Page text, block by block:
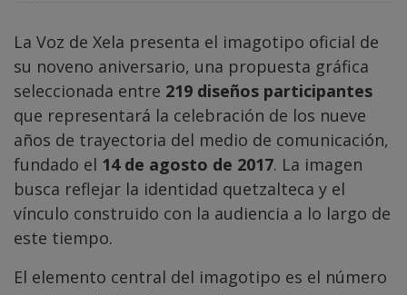
La Voz de Xela presenta el imagotipo oficial de
su noveno aniversario, una propuesta gráfica
seleccionada entre 219 diseños participantes
que representará la celebración de los nueve
años de trayectoria del medio de comunicación,
fundado el 14 de agosto de 2017. La imagen
busca reflejar la identidad quetzalteca y el
vínculo construido con la audiencia a lo largo de
este tiempo.
El elemento central del imagotipo es el número